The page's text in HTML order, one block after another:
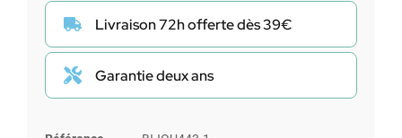
Livraison 72h offerte dès 39€
Garantie deux ans